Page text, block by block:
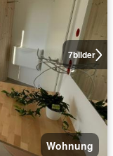
7bilder
Wohnung